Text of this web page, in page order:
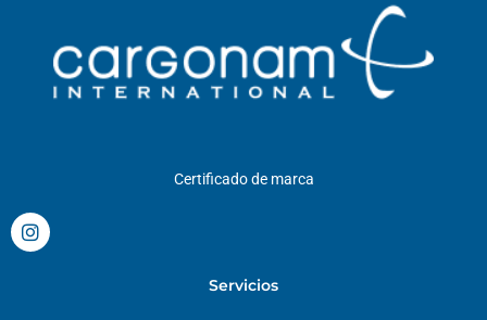
Certificado de marca
I
n
s
Servicios